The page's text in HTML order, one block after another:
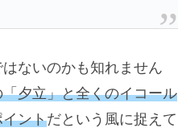
ないのかも知れません
夕立」と全くのイコール
ントだという風に捉えて